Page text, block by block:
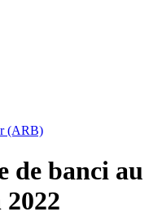
(ARB)
de banci au